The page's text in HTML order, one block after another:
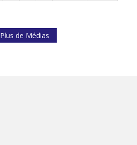
Plus de Médias